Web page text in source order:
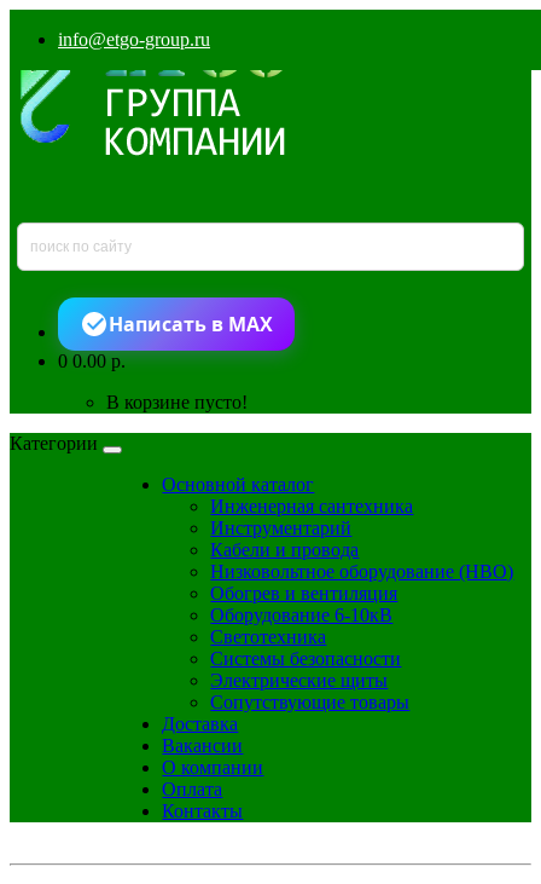
info@etgo-group.ru
Написать в MAX
00.00 р.
В корзине пусто!
Категории
Основной каталог
Инженерная сантехника
Инструментарий
Кабели и провода
Низковольтное оборудование (НВО)
Обогрев и вентиляция
Оборудование 6-10кВ
Светотехника
Системы безопасности
Электрические щиты
Сопутствующие товары
Доставка
Вакансии
О компании
Оплата
Контакты